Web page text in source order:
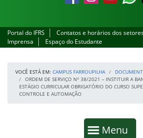
Portal do IFRS Contatos e horários dos
Imprensa
Espaço do Estudante
VOCÊ ESTÁ EM: CAMPUS FARROUPILHA
ORDEM DE SERVIÇO Nº 38/2021 – INSTITUIR A
ESTÁGIO CURRICULAR OBRIGATÓRIO DO CURSO
CONTROLE E AUTOMAÇÃO
Mostrar
Menu